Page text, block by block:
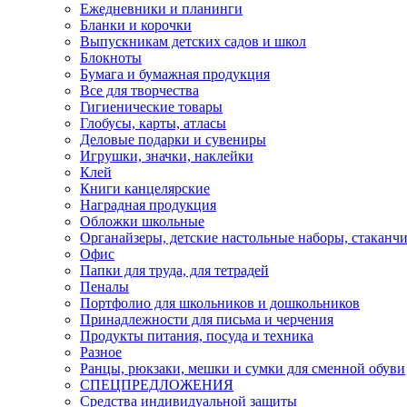
Ежедневники и планинги
Бланки и корочки
Выпускникам детских садов и школ
Блокноты
Бумага и бумажная продукция
Все для творчества
Гигиенические товары
Глобусы, карты, атласы
Деловые подарки и сувениры
Игрушки, значки, наклейки
Клей
Книги канцелярские
Наградная продукция
Обложки школьные
Органайзеры, детские настольные наборы,
Офис
Папки для труда, для тетрадей
Пеналы
Портфолио для школьников и дошкольников
Принадлежности для письма и черчения
Продукты питания, посуда и техника
Разное
Ранцы, рюкзаки, мешки и сумки для сменной обуви
СПЕЦПРЕДЛОЖЕНИЯ
Средства индивидуальной защиты